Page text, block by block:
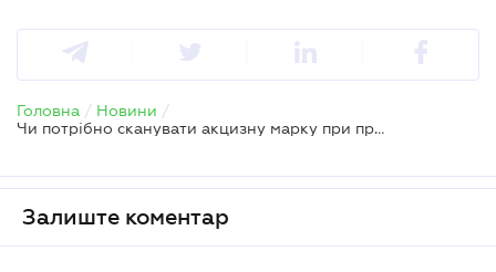
Головна / Новини /
Чи потрібно сканувати акцизну марку при продажу алкоголю на розлив
Залиште коментар